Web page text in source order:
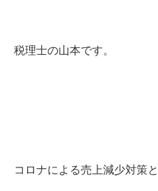
税理士の山本です。
コロナによる売上減少対策と